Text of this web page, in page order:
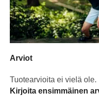
Arviot
Tuotearvioita ei vielä ole.
Kirjoita ensimmäinen